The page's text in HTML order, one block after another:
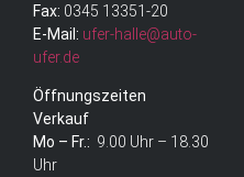
Fax: 0345 13351-20
E-Mail: ufer-halle@auto-
ufer.de
Öffnungszeiten
Verkauf
Mo – Fr.: 9.00 Uhr – 18.30
Uhr